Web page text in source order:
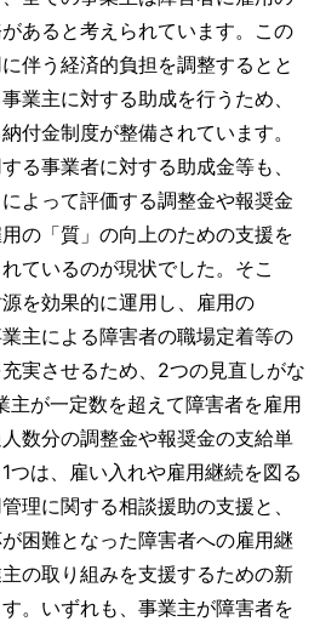
あると考えられています。この
伴う経済的負担を調整するとと
業主に対する助成を行うため、
付金制度が整備されています。
る事業者に対する助成金等も、
よって評価する調整金や報奨金
の「質」の向上のための支援を
ているのが現状でした。そこ
を効果的に運用し、雇用の
主による障害者の職場定着等の
実させるため、2つの見直しがな
主が一定数を超えて障害者を雇用
数分の調整金や報奨金の支給単
つは、雇い入れや雇用継続を図る
理に関する相談援助の支援と、
困難となった障害者への雇用継
の取り組みを支援するための新
。いずれも、事業主が障害者を